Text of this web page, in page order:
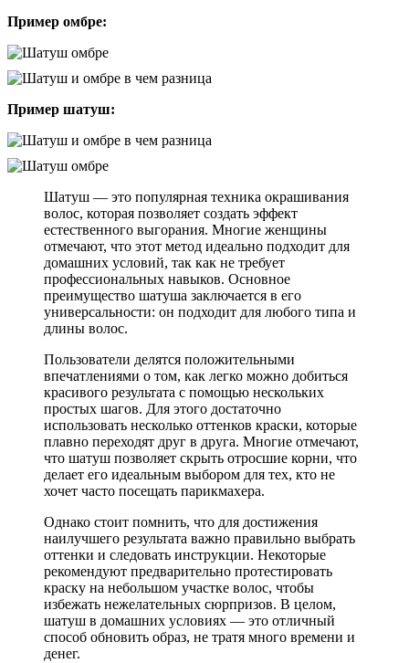
Пример омбре:
Пример шатуш:
Шатуш — это популярная техника окрашивания
волос, которая позволяет создать эффект
естественного выгорания. Многие женщины
отмечают, что этот метод идеально подходит для
домашних условий, так как не требует
профессиональных навыков. Основное
преимущество шатуша заключается в его
универсальности: он подходит для любого типа и
длины волос.
Пользователи делятся положительными
впечатлениями о том, как легко можно добиться
красивого результата с помощью нескольких
простых шагов. Для этого достаточно
использовать несколько оттенков краски, которые
плавно переходят друг в друга. Многие отмечают,
что шатуш позволяет скрыть отросшие корни, что
делает его идеальным выбором для тех, кто не
хочет часто посещать парикмахера.
Однако стоит помнить, что для достижения
наилучшего результата важно правильно выбрать
оттенки и следовать инструкции. Некоторые
рекомендуют предварительно протестировать
краску на небольшом участке волос, чтобы
избежать нежелательных сюрпризов. В целом,
шатуш в домашних условиях — это отличный
способ обновить образ, не тратя много времени и
денег.